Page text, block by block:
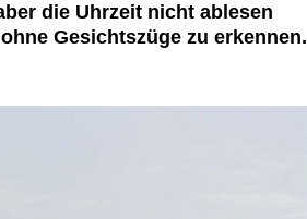
die Uhrzeit nicht ablesen
Gesichtszüge zu erkennen.